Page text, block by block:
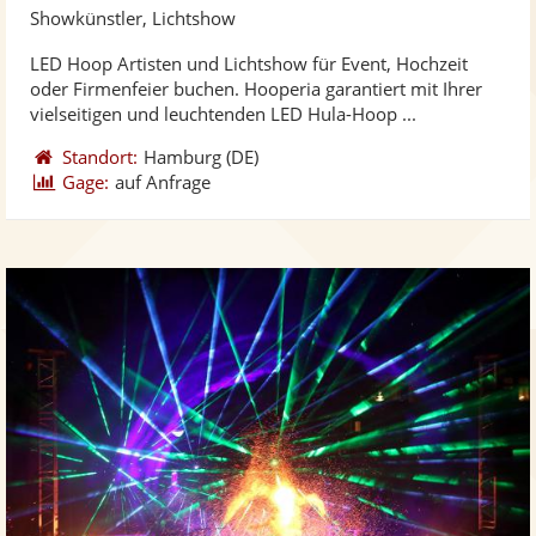
Showkünstler, Lichtshow
LED Hoop Artisten und Lichtshow für Event, Hochzeit
oder Firmenfeier buchen. Hooperia garantiert mit Ihrer
vielseitigen und leuchtenden LED Hula-Hoop ...
Standort: Hamburg (DE)
Gage: auf Anfrage